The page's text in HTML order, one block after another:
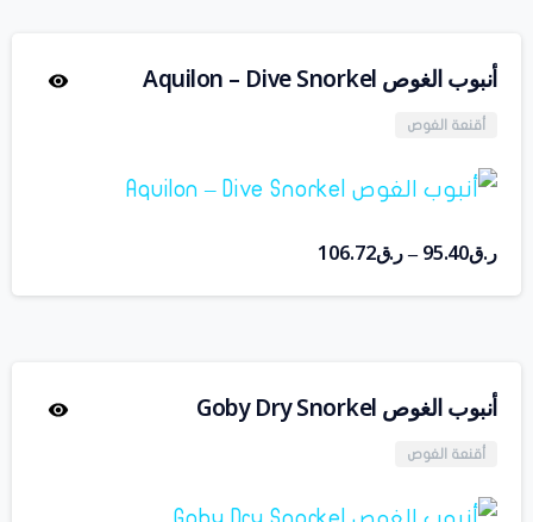
أنبوب الغوص Aquilon – Dive Snorkel
أقنعة الغوص
ر.ق95.40
–ر.ق106.72
أنبوب الغوص Goby Dry Snorkel
أقنعة الغوص